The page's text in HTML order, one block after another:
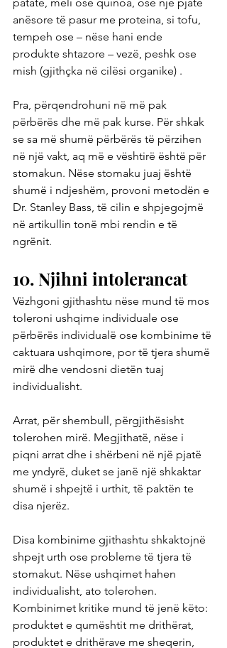
patate, meli ose quinoa, ose një pjatë
anësore të pasur me proteina, si tofu,
tempeh ose – nëse hani ende
produkte shtazore – vezë, peshk ose
mish (gjithçka në cilësi organike) .
Pra, përqendrohuni në më pak
përbërës dhe më pak kurse. Për shkak
se sa më shumë përbërës të përzihen
në një vakt, aq më e vështirë është për
stomakun. Nëse stomaku juaj është
shumë i ndjeshëm, provoni metodën e
Dr. Stanley Bass, të cilin e shpjegojmë
në artikullin tonë mbi rendin e të
ngrënit.
10. Njihni intolerancat
Vëzhgoni gjithashtu nëse mund të mos
toleroni ushqime individuale ose
përbërës individualë ose kombinime të
caktuara ushqimore, por të tjera shumë
mirë dhe vendosni dietën tuaj
individualisht.
Arrat, për shembull, përgjithësisht
tolerohen mirë. Megjithatë, nëse i
piqni arrat dhe i shërbeni në një pjatë
me yndyrë, duket se janë një shkaktar
shumë i shpejtë i urthit, të paktën te
disa njerëz.
Disa kombinime gjithashtu shkaktojnë
shpejt urth ose probleme të tjera të
stomakut. Nëse ushqimet hahen
individualisht, ato tolerohen.
Kombinimet kritike mund të jenë këto:
produktet e qumështit me drithërat,
produktet e drithërave me sheqerin,